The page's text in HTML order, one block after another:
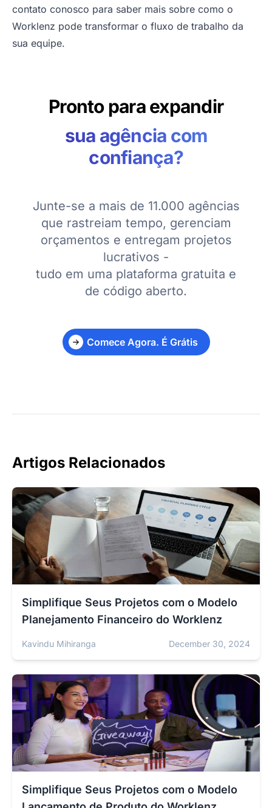
contato conosco para saber mais sobre como o
Worklenz pode transformar o fluxo de trabalho da
sua equipe.
Pronto para expandir
sua agência com
confiança?
Junte-se a mais de 11.000 agências
que rastreiam tempo, gerenciam
orçamentos e entregam projetos
lucrativos -
tudo em uma plataforma gratuita e
de código aberto.
Comece Agora. É Grátis
Artigos Relacionados
Simplifique Seus Projetos com o Modelo
Planejamento Financeiro do Worklenz
Kavindu Mihiranga December 30, 2024
Simplifique Seus Projetos com o Modelo